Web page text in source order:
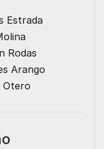
Estrada
Rodas
Arango
Otero